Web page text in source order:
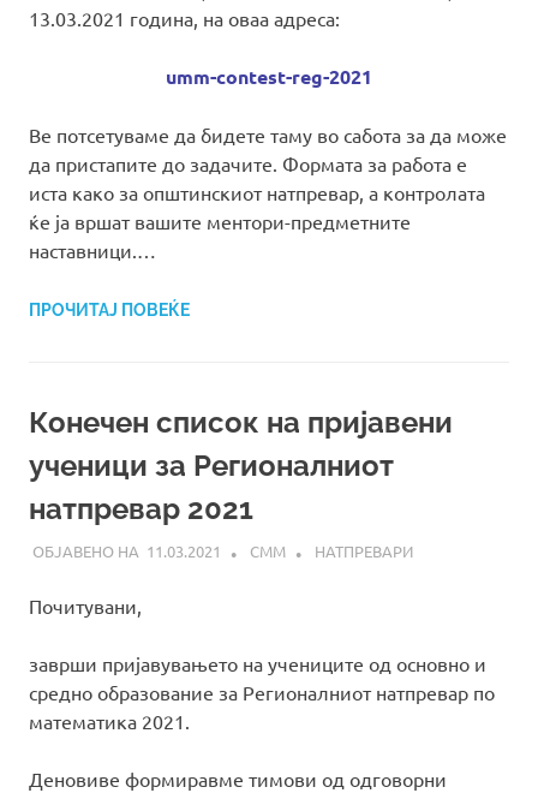
13.03.2021 година, на оваа адреса:
umm-contest-reg-2021
Ве потсетуваме да бидете таму во сабота за да може
да пристапите до задачите. Формата за работа е
иста како за општинскиот натпревар, а контролата
ќе ја вршат вашите ментори-предметните
наставници.…
ПРОЧИТАЈ ПОВЕЌЕ
Конечен список на пријавени
ученици за Регионалниот
натпревар 2021
11.03.2021 СММ НАТПРЕВАРИ
Почитувани,
заврши пријавувањето на учениците од основно и
средно образование за Регионалниот натпревар по
математика 2021.
Деновиве формиравме тимови од одговорни